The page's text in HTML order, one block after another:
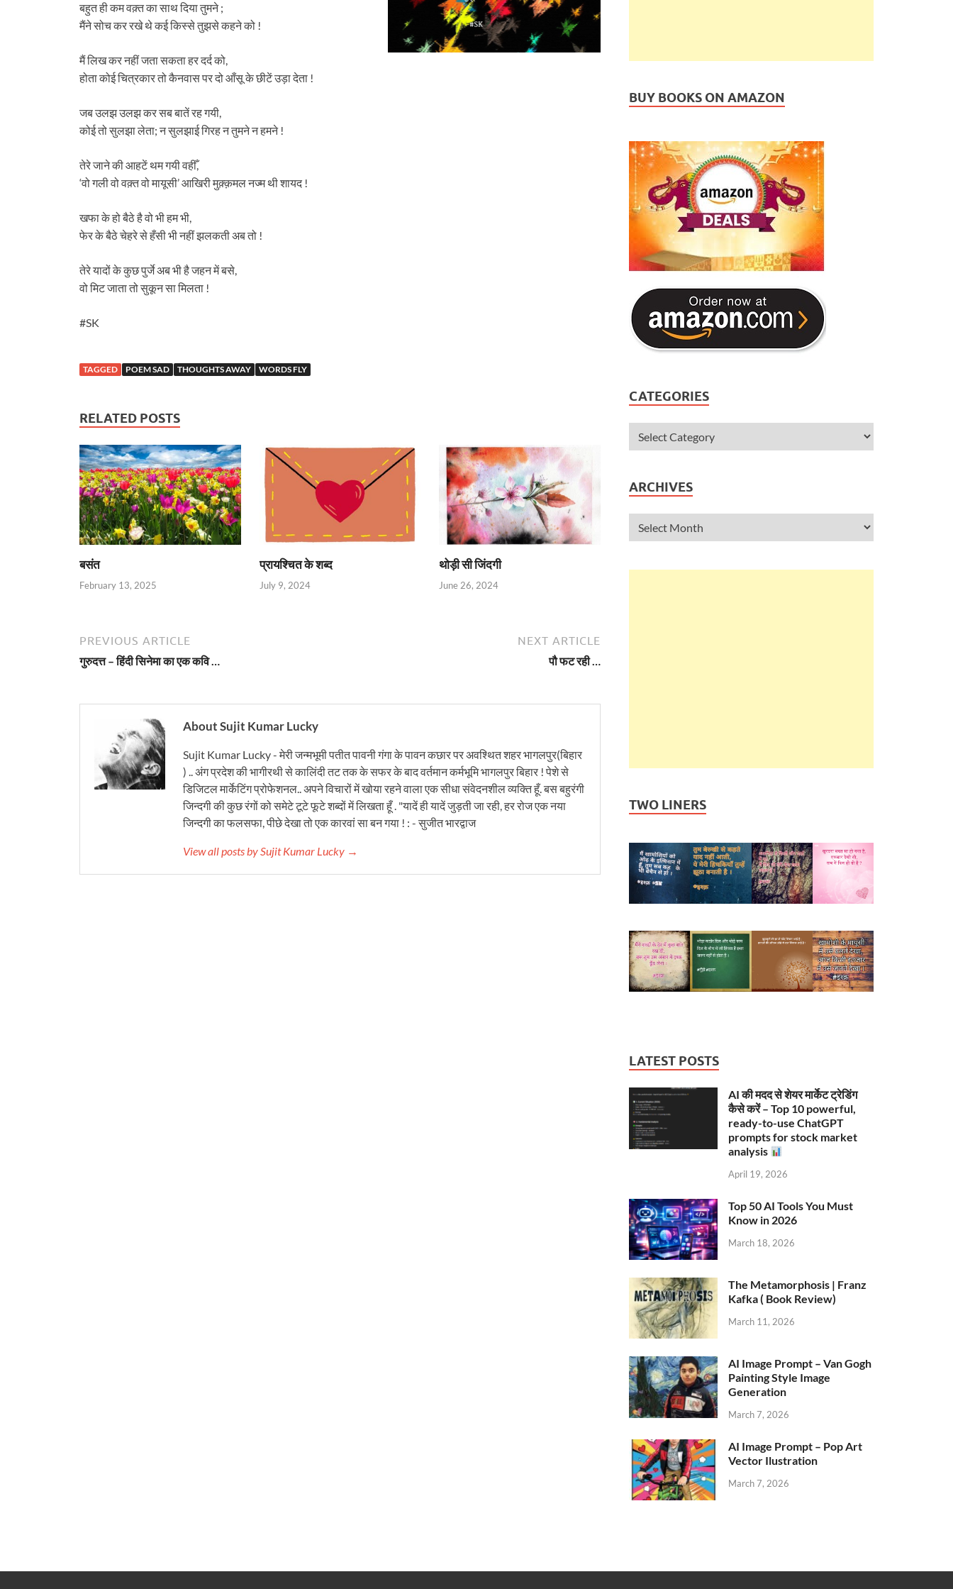
बहुत ही कम वक़्त का साथ दिया तुमने ;
मैंने सोच कर रखे थे कई किस्से तुझसे कहने को !
मैं लिख कर नहीं जता सकता हर दर्द को,
होता कोई चित्रकार तो कैनवास पर दो आँसू के छीटें उड़ा देता !
जब उलझ उलझ कर सब बातें रह गयी,
कोई तो सुलझा लेता; न सुलझाई गिरह न तुमने न हमने !
तेरे जाने की आहटें थम गयी वहीँ,
‘वो गली वो वक़्त वो मायूसी’ आखिरी मुक़्क़मल नज्म थी शायद !
खफा के हो बैठे है वो भी हम भी,
फेर के बैठे चेहरे से हँसी भी नहीं झलकती अब तो !
तेरे यादों के कुछ पुर्जे अब भी है जहन में बसे,
वो मिट जाता तो सुकून सा मिलता !
#SK
TAGGED POEM SAD THOUGHTS AWAY WORDS FLY
RELATED POSTS
बसंत
February 13, 2025
प्रायश्चित के शब्द
July 9, 2024
थोड़ी सी जिंदगी
June 26, 2024
PREVIOUS ARTICLE
गुरुदत्त – हिंदी सिनेमा का एक कवि …
NEXT ARTICLE
पौ फट रही …
About Sujit Kumar Lucky
Sujit Kumar Lucky - मेरी जन्मभूमी पतीत पावनी गंगा के पावन कछार पर अवश्थित शहर भागलपुर(बिहार
) .. अंग प्रदेश की भागीरथी से कालिंदी तट तक के सफर के बाद वर्तमान कर्मभूमि भागलपुर बिहार ! पेशे से
डिजिटल मार्केटिंग प्रोफेशनल.. अपने विचारों में खोया रहने वाला एक सीधा संवेदनशील व्यक्ति हूँ. बस बहुरंगी
जिन्दगी की कुछ रंगों को समेटे टूटे फूटे शब्दों में लिखता हूँ . "यादें ही यादें जुड़ती जा रही, हर रोज एक नया
जिन्दगी का फलसफा, पीछे देखा तो एक कारवां सा बन गया ! : - सुजीत भारद्वाज
View all posts by Sujit Kumar Lucky →
BUY BOOKS ON AMAZON
CATEGORIES
ARCHIVES
TWO LINERS
LATEST POSTS
AI की मदद से शेयर मार्केट ट्रेडिंग
कैसे करें – Top 10 powerful,
ready-to-use ChatGPT
prompts for stock market
analysis
April 19, 2026
Top 50 AI Tools You Must
Know in 2026
March 18, 2026
The Metamorphosis | Franz
Kafka ( Book Review)
March 11, 2026
AI Image Prompt – Van Gogh
Painting Style Image
Generation
March 7, 2026
AI Image Prompt – Pop Art
Vector Ilustration
March 7, 2026